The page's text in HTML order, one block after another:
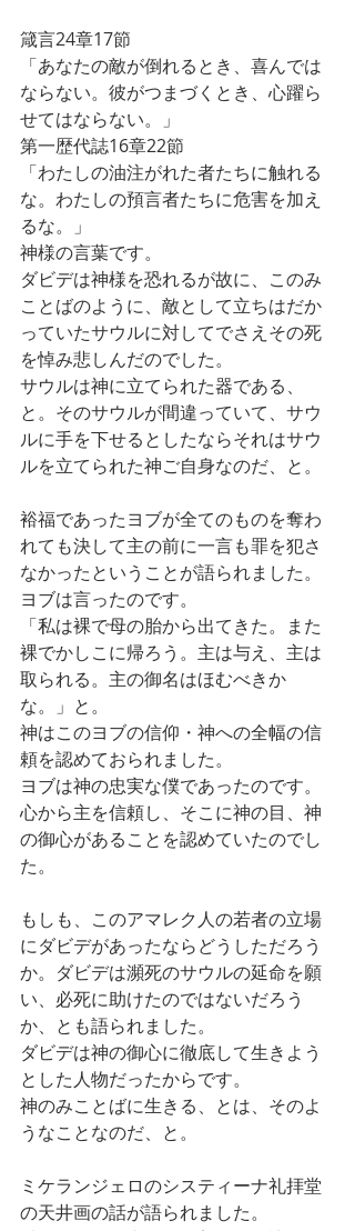
箴言24章17節
「あなたの敵が倒れるとき、喜んでは
ならない。彼がつまづくとき、心躍ら
せてはならない。」
第一歴代誌16章22節
「わたしの油注がれた者たちに触れる
な。わたしの預言者たちに危害を加え
るな。」
神様の言葉です。
ダビデは神様を恐れるが故に、このみ
ことばのように、敵として立ちはだか
っていたサウルに対してでさえその死
を悼み悲しんだのでした。
サウルは神に立てられた器である、
と。そのサウルが間違っていて、サウ
ルに手を下せるとしたならそれはサウ
ルを立てられた神ご自身なのだ、と。
裕福であったヨブが全てのものを奪わ
れても決して主の前に一言も罪を犯さ
なかったということが語られました。
ヨブは言ったのです。
「私は裸で母の胎から出てきた。また
裸でかしこに帰ろう。主は与え、主は
取られる。主の御名はほむべきか
な。」と。
神はこのヨブの信仰・神への全幅の信
頼を認めておられました。
ヨブは神の忠実な僕であったのです。
心から主を信頼し、そこに神の目、神
の御心があることを認めていたのでし
た。
もしも、このアマレク人の若者の立場
にダビデがあったならどうしただろう
か。ダビデは瀕死のサウルの延命を願
い、必死に助けたのではないだろう
か、とも語られました。
ダビデは神の御心に徹底して生きよう
とした人物だったからです。
神のみことばに生きる、とは、そのよ
うなことなのだ、と。
ミケランジェロのシスティーナ礼拝堂
の天井画の話が語られました。